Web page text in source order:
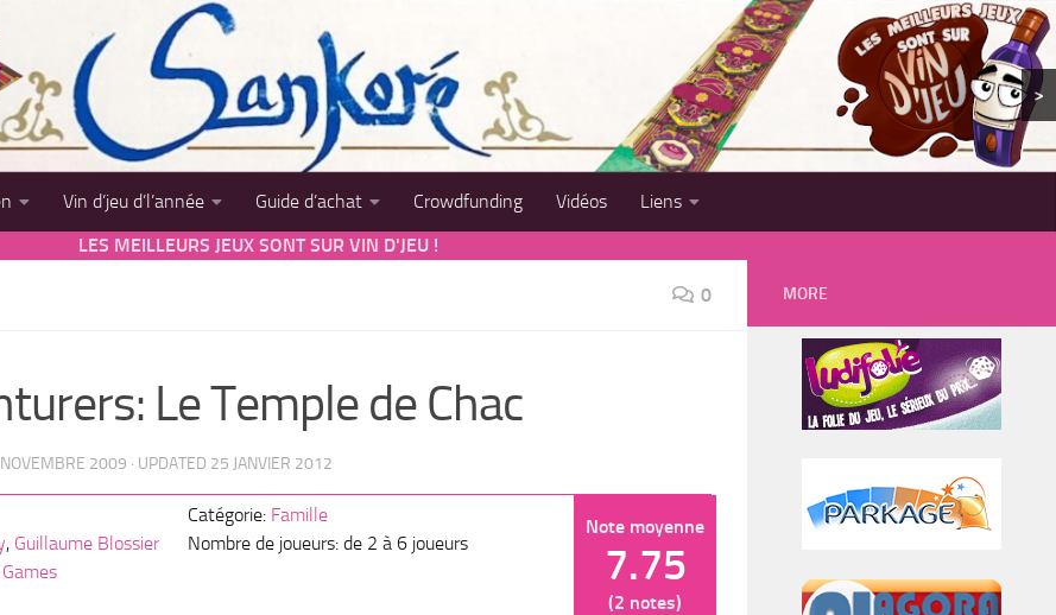
>
Vin d’jeu d’l’année Guide d’achat Crowdfunding Vidéos
Liens
LES MEILLEURS JEUX SONT SUR VIN D'JEU !
0
Le Temple de Chac
2009 · UPDATED 25 JANVIER 2012
Note moyenne
7.75
(2 notes)
, Guillaume Blossier
Catégorie: Famille
Nombre de joueurs: de 2 à 6 joueurs
MORE